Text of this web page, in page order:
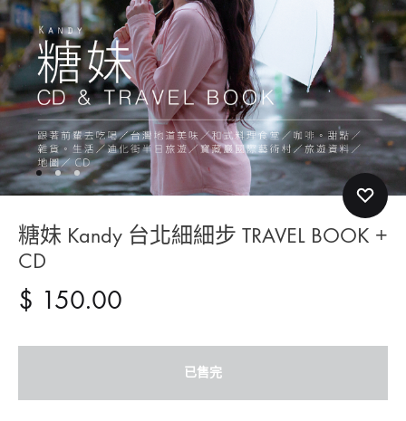
糖妹 Kandy 台北細細步 TRAVEL BOOK +
CD
$ 150.00
已售完